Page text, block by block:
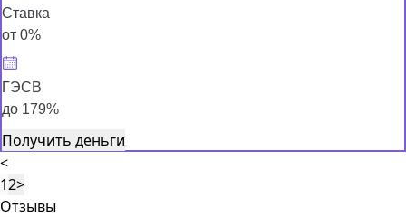
Ставка
от 0%
ГЭСВ
до 179%
Получить деньги
<
12>
Отзывы